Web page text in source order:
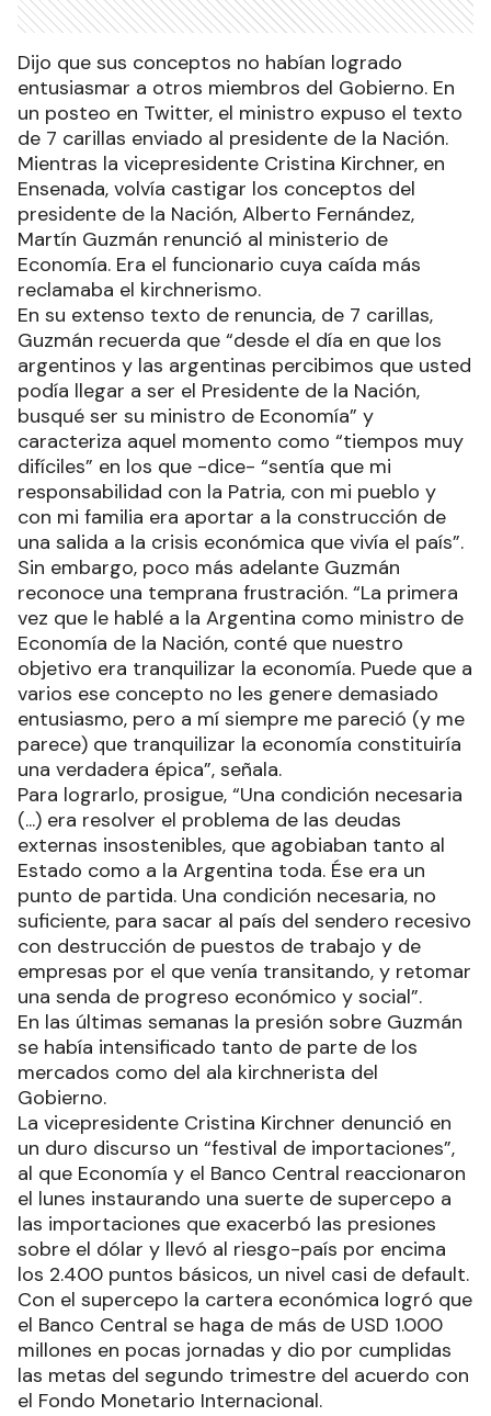
Dijo que sus conceptos no habían logrado
entusiasmar a otros miembros del Gobierno. En
un posteo en Twitter, el ministro expuso el texto
de 7 carillas enviado al presidente de la Nación.
Mientras la vicepresidente Cristina Kirchner, en
Ensenada, volvía castigar los conceptos del
presidente de la Nación, Alberto Fernández,
Martín Guzmán renunció al ministerio de
Economía. Era el funcionario cuya caída más
reclamaba el kirchnerismo.
En su extenso texto de renuncia, de 7 carillas,
Guzmán recuerda que “desde el día en que los
argentinos y las argentinas percibimos que usted
podía llegar a ser el Presidente de la Nación,
busqué ser su ministro de Economía” y
caracteriza aquel momento como “tiempos muy
difíciles” en los que -dice- “sentía que mi
responsabilidad con la Patria, con mi pueblo y
con mi familia era aportar a la construcción de
una salida a la crisis económica que vivía el país”.
Sin embargo, poco más adelante Guzmán
reconoce una temprana frustración. “La primera
vez que le hablé a la Argentina como ministro de
Economía de la Nación, conté que nuestro
objetivo era tranquilizar la economía. Puede que a
varios ese concepto no les genere demasiado
entusiasmo, pero a mí siempre me pareció (y me
parece) que tranquilizar la economía constituiría
una verdadera épica”, señala.
Para lograrlo, prosigue, “Una condición necesaria
(...) era resolver el problema de las deudas
externas insostenibles, que agobiaban tanto al
Estado como a la Argentina toda. Ése era un
punto de partida. Una condición necesaria, no
suficiente, para sacar al país del sendero recesivo
con destrucción de puestos de trabajo y de
empresas por el que venía transitando, y retomar
una senda de progreso económico y social”.
En las últimas semanas la presión sobre Guzmán
se había intensificado tanto de parte de los
mercados como del ala kirchnerista del
Gobierno.
La vicepresidente Cristina Kirchner denunció en
un duro discurso un “festival de importaciones”,
al que Economía y el Banco Central reaccionaron
el lunes instaurando una suerte de supercepo a
las importaciones que exacerbó las presiones
sobre el dólar y llevó al riesgo-país por encima
los 2.400 puntos básicos, un nivel casi de default.
Con el supercepo la cartera económica logró que
el Banco Central se haga de más de USD 1.000
millones en pocas jornadas y dio por cumplidas
las metas del segundo trimestre del acuerdo con
el Fondo Monetario Internacional.